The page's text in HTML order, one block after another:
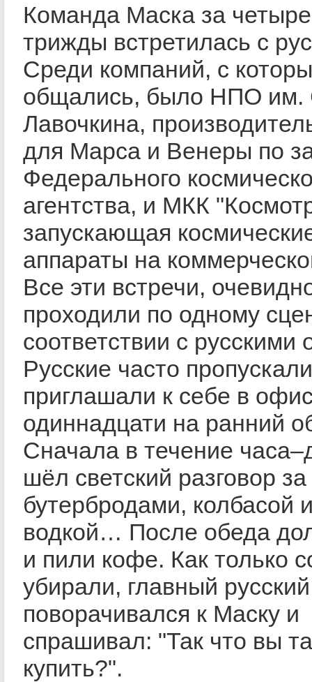
Команда Маска за
трижды встретилась с
Среди компаний, с
общались, было НПО им.
Лавочкина,
для Марса и Венеры по
Федерального
агентства, и МКК
запускающая
аппараты на
Все эти встречи,
проходили по одному
соответствии с русскими
Русские часто
приглашали к себе в
одиннадцати на ранний
Сначала в течение
шёл светский разговор за
бутербродами, колбасой
водкой… После обеда
и пили кофе. Как только
убирали, главный русский
поворачивался к Маску и
спрашивал: "Так что вы
купить?".